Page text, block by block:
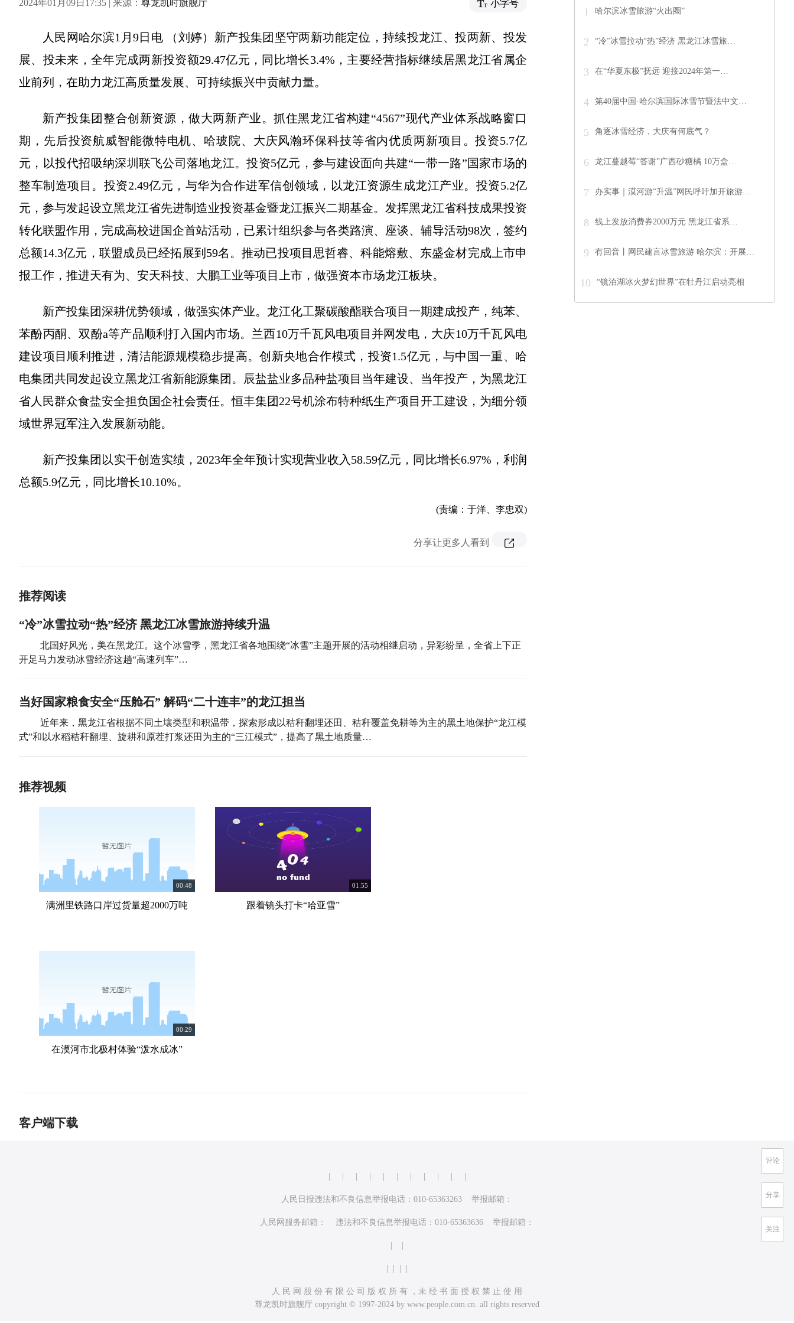
2024年01月09日17:35 | 来源： 尊龙凯时旗舰厅 小字号
人民网哈尔滨1月9日电 （刘婷）新产投集团坚守两新功能定位，持续投龙江、投两新、投发
展、投未来，全年完成两新投资额29.47亿元，同比增长3.4%，主要经营指标继续居黑龙江省属企
业前列，在助力龙江高质量发展、可持续振兴中贡献力量。
新产投集团整合创新资源，做大两新产业。抓住黑龙江省构建“4567”现代产业体系战略窗口
期，先后投资航威智能微特电机、哈玻院、大庆风瀚环保科技等省内优质两新项目。投资5.7亿
元，以投代招吸纳深圳联飞公司落地龙江。投资5亿元，参与建设面向共建“一带一路”国家市场的
整车制造项目。投资2.49亿元，与华为合作进军信创领域，以龙江资源生成龙江产业。投资5.2亿
元，参与发起设立黑龙江省先进制造业投资基金暨龙江振兴二期基金。发挥黑龙江省科技成果投资
转化联盟作用，完成高校进国企首站活动，已累计组织参与各类路演、座谈、辅导活动98次，签约
总额14.3亿元，联盟成员已经拓展到59名。推动已投项目思哲睿、科能熔敷、东盛金材完成上市申
报工作，推进天有为、安天科技、大鹏工业等项目上市，做强资本市场龙江板块。
新产投集团深耕优势领域，做强实体产业。龙江化工聚碳酸酯联合项目一期建成投产，纯苯、
苯酚丙酮、双酚a等产品顺利打入国内市场。兰西10万千瓦风电项目并网发电，大庆10万千瓦风电
建设项目顺利推进，清洁能源规模稳步提高。创新央地合作模式，投资1.5亿元，与中国一重、哈
电集团共同发起设立黑龙江省新能源集团。辰盐盐业多品种盐项目当年建设、当年投产，为黑龙江
省人民群众食盐安全担负国企社会责任。恒丰集团22号机涂布特种纸生产项目开工建设，为细分领
域世界冠军注入发展新动能。
新产投集团以实干创造实绩，2023年全年预计实现营业收入58.59亿元，同比增长6.97%，利润
总额5.9亿元，同比增长10.10%。
(责编：于洋、李忠双)
分享让更多人看到
推荐阅读
“冷”冰雪拉动“热”经济 黑龙江冰雪旅游持续升温
北国好风光，美在黑龙江。这个冰雪季，黑龙江省各地围绕“冰雪”主题开展的活动相继启动，异彩纷呈，全省上下正
开足马力发动冰雪经济这趟“高速列车”…
当好国家粮食安全“压舱石” 解码“二十连丰”的龙江担当
近年来，黑龙江省根据不同土壤类型和积温带，探索形成以秸秆翻埋还田、秸秆覆盖免耕等为主的黑土地保护“龙江模
式”和以水稻秸秆翻埋、旋耕和原茬打浆还田为主的“三江模式”，提高了黑土地质量…
推荐视频
满洲里铁路口岸过货量超2000万吨
00:48
跟着镜头打卡“哈亚雪”
01:55
在漠河市北极村体验“泼水成冰”
00:29
客户端下载
1 哈尔滨冰雪旅游“火出圈”
2 “冷”冰雪拉动“热”经济 黑龙江冰雪旅…
3 在“华夏东极”抚远 迎接2024年第一…
4 第40届中国·哈尔滨国际冰雪节暨法中文…
5 角逐冰雪经济，大庆有何底气？
6 龙江蔓越莓“答谢”广西砂糖橘 10万盒…
7 办实事｜漠河游“升温”网民呼吁加开旅游…
8 线上发放消费券2000万元 黑龙江省系…
9 有回音丨网民建言冰雪旅游 哈尔滨：开展…
10 “镜泊湖冰火梦幻世界”在牡丹江启动亮相
人民日报违法和不良信息举报电话：010-65363263 举报邮箱：
人民网服务邮箱： 违法和不良信息举报电话：010-65363636 举报邮箱：
人 民 网 股 份 有 限 公 司 版 权 所 有 ，未 经 书 面 授 权 禁 止 使 用
尊龙凯时旗舰厅 copyright © 1997-2024 by www.people.com.cn. all rights reserved
评论
分享
关注